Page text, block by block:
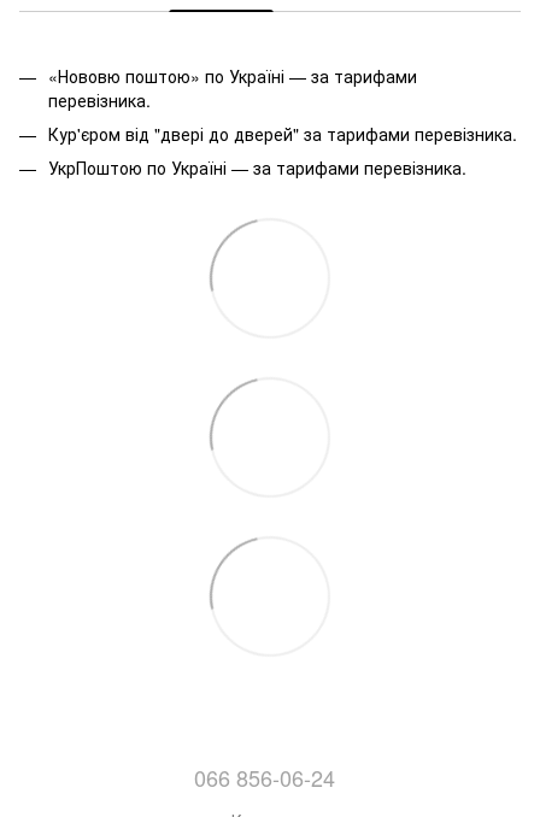
«Нововю поштою» по Україні — за тарифами
перевізника.
Кур'єром від "двері до дверей" за тарифами перевізника.
УкрПоштою по Україні — за тарифами перевізника.
066 856-06-24